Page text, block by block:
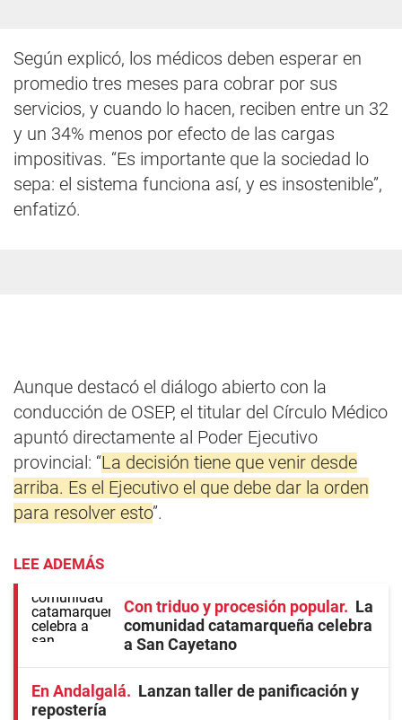
Según explicó, los médicos deben esperar en
promedio tres meses para cobrar por sus
servicios, y cuando lo hacen, reciben entre un 32
y un 34% menos por efecto de las cargas
impositivas. “Es importante que la sociedad lo
sepa: el sistema funciona así, y es insostenible”,
enfatizó.
Aunque destacó el diálogo abierto con la
conducción de OSEP, el titular del Círculo Médico
apuntó directamente al Poder Ejecutivo
provincial: “La decisión tiene que venir desde
arriba. Es el Ejecutivo el que debe dar la orden
para resolver esto”.
LEE ADEMÁS
Con triduo y procesión popular
La
comunidad catamarqueña celebra
a San Cayetano
En Andalgalá
Lanzan taller de panificación y
repostería